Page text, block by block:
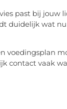
past bij jouw
duidelijk wat
voedingsplan
contact vaak